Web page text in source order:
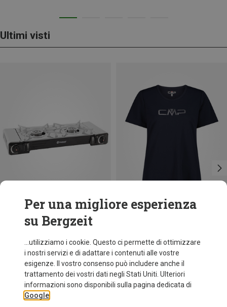
Ultimi visti
Risparmi 18%
Per una migliore esperienza
su Bergzeit
...utilizziamo i cookie. Questo ci permette di ottimizzare
i nostri servizi e di adattare i contenuti alle vostre
esigenze. Il vostro consenso può includere anche il
trattamento dei vostri dati negli Stati Uniti. Ulteriori
informazioni sono disponibili sulla pagina dedicata di
Google